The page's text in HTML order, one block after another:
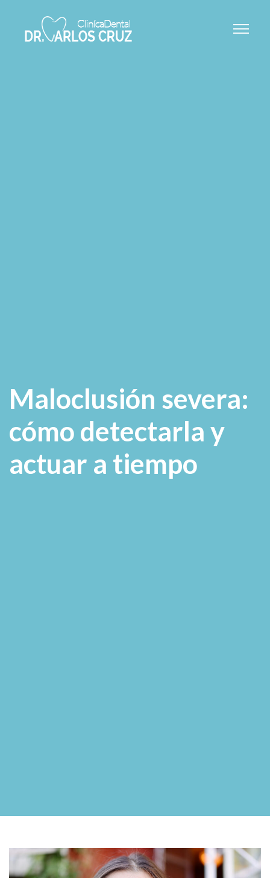
Maloclusión severa:
cómo detectarla y
actuar a tiempo